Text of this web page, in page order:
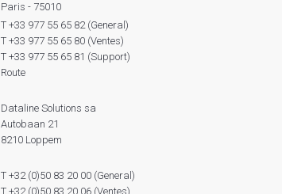
Paris - 75010
T +33 977 55 65 82 (General)
T +33 977 55 65 80 (Ventes)
T +33 977 55 65 81 (Support)
Route
Dataline Solutions sa
Autobaan 21
8210 Loppem
T +32 (0)50 83 20 00 (General)
T +32 (0)50 83 20 06 (Ventes)